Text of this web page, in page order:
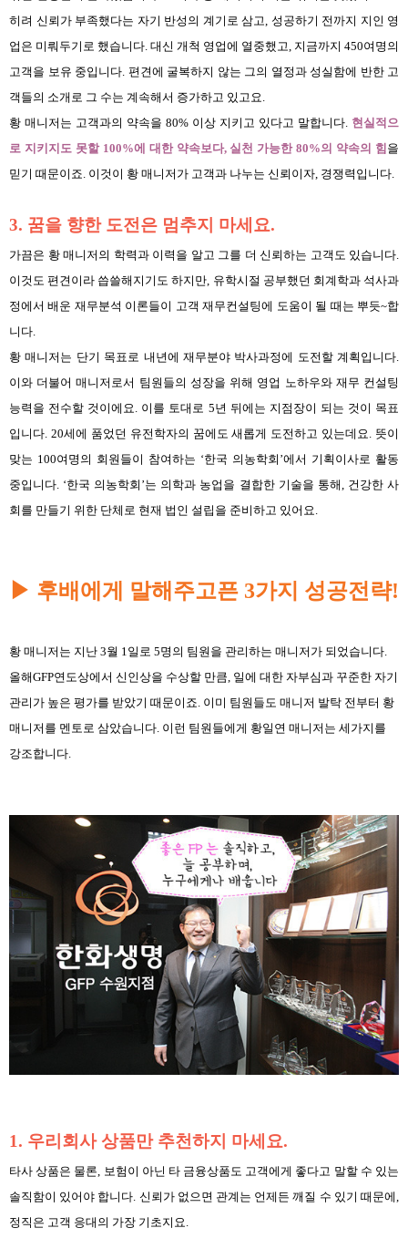
히려 신뢰가 부족했다는 자기 반성의 계기로 삼고, 성공하기 전까지 지인 영
업은 미뤄두기로 했습니다. 대신 개척 영업에 열중했고, 지금까지 450여명의
고객을 보유 중입니다. 편견에 굴복하지 않는 그의 열정과 성실함에 반한 고
객들의 소개로 그 수는 계속해서 증가하고 있고요.
황 매니저는 고객과의 약속을 80% 이상 지키고 있다고 말합니다. 현실적으
로 지키지도 못할 100%에 대한 약속보다, 실천 가능한 80%의 약속의 힘을
믿기 때문이죠. 이것이 황 매니저가 고객과 나누는 신뢰이자, 경쟁력입니다.
3. 꿈을 향한 도전은 멈추지 마세요.
가끔은 황 매니저의 학력과 이력을 알고 그를 더 신뢰하는 고객도 있습니다.
이것도 편견이라 씁쓸해지기도 하지만, 유학시절 공부했던 회계학과 석사과
정에서 배운 재무분석 이론들이 고객 재무컨설팅에 도움이 될 때는 뿌듯~합
니다.
황 매니저는 단기 목표로 내년에 재무분야 박사과정에 도전할 계획입니다.
이와 더불어 매니저로서 팀원들의 성장을 위해 영업 노하우와 재무 컨설팅
능력을 전수할 것이에요. 이를 토대로 5년 뒤에는 지점장이 되는 것이 목표
입니다. 20세에 품었던 유전학자의 꿈에도 새롭게 도전하고 있는데요. 뜻이
맞는 100여명의 회원들이 참여하는 ‘한국 의농학회’에서 기획이사로 활동
중입니다. ‘한국 의농학회’는 의학과 농업을 결합한 기술을 통해, 건강한 사
회를 만들기 위한 단체로 현재 법인 설립을 준비하고 있어요.
▶ 후배에게 말해주고픈 3가지 성공전략!
황 매니저는 지난 3월 1일로 5명의 팀원을 관리하는 매니저가 되었습니다.
올해GFP연도상에서 신인상을 수상할 만큼, 일에 대한 자부심과 꾸준한 자기
관리가 높은 평가를 받았기 때문이죠. 이미 팀원들도 매니저 발탁 전부터 황
매니저를 멘토로 삼았습니다. 이런 팀원들에게 황일연 매니저는 세가지를
강조합니다.
1. 우리회사 상품만 추천하지 마세요.
타사 상품은 물론, 보험이 아닌 타 금융상품도 고객에게 좋다고 말할 수 있는
솔직함이 있어야 합니다. 신뢰가 없으면 관계는 언제든 깨질 수 있기 때문에,
정직은 고객 응대의 가장 기초지요.